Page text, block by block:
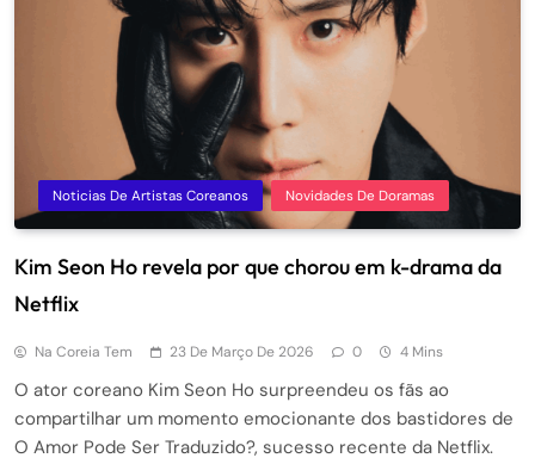
Noticias De Artistas Coreanos Novidades De Doramas
Kim Seon Ho revela por que chorou em k-drama da
Netflix
Na Coreia Tem 23 De Março De 2026 0 4 Mins
O ator coreano Kim Seon Ho surpreendeu os fãs ao
compartilhar um momento emocionante dos bastidores de
O Amor Pode Ser Traduzido?, sucesso recente da Netflix.